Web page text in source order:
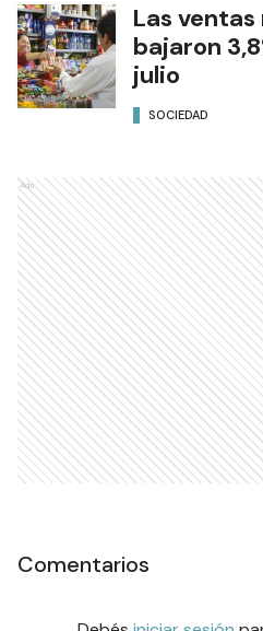
Las
bajaron
julio
SOCIEDAD
Ads
Comentarios